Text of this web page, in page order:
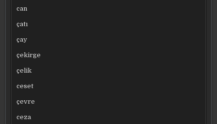
can
çatı
çay
çekirge
çelik
ceset
çevre
ceza